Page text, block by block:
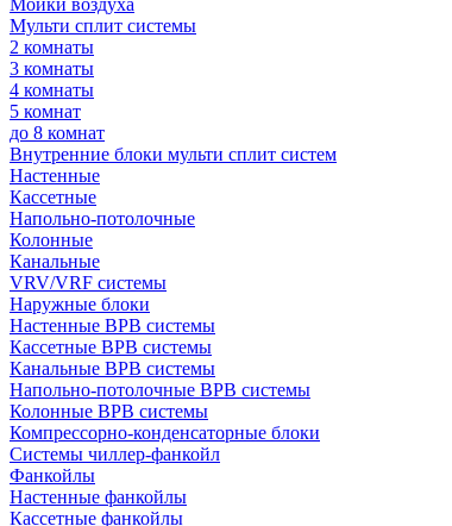
Мойки воздуха
Мульти сплит системы
2 комнаты
3 комнаты
4 комнаты
5 комнат
до 8 комнат
Внутренние блоки мульти сплит систем
Настенные
Кассетные
Напольно-потолочные
Колонные
Канальные
VRV/VRF системы
Наружные блоки
Настенные ВРВ системы
Кассетные ВРВ системы
Канальные ВРВ системы
Напольно-потолочные ВРВ системы
Колонные ВРВ системы
Компрессорно-конденсаторные блоки
Системы чиллер-фанкойл
Фанкойлы
Настенные фанкойлы
Кассетные фанкойлы